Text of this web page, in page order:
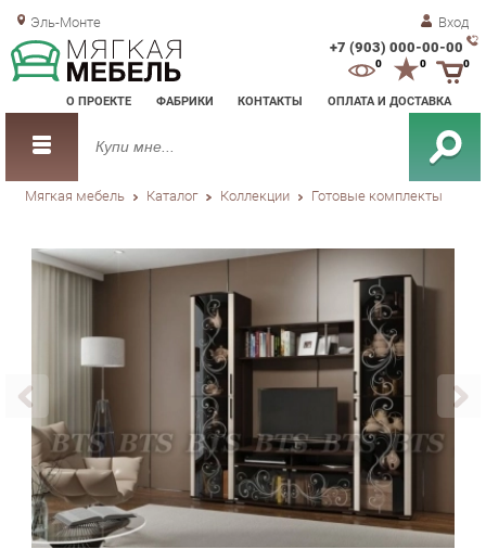
Эль-Монте Вход
+7 (903) 000-00-00
О ПРОЕКТЕ ФАБРИКИ КОНТАКТЫ ОПЛАТА И ДОСТАВКА
0 0
Мягкая мебель Каталог Коллекции Готовые комплекты
Добавить в избранное